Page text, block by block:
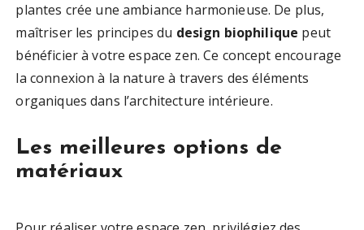
plantes crée une ambiance harmonieuse. De plus,
maîtriser les principes du design biophilique peut
bénéficier à votre espace zen. Ce concept encourage
la connexion à la nature à travers des éléments
organiques dans l’architecture intérieure.
Les meilleures options de
matériaux